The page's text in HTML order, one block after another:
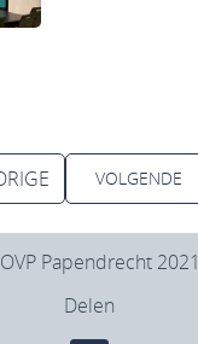
VOLGENDE
Papendrecht 2021
Delen